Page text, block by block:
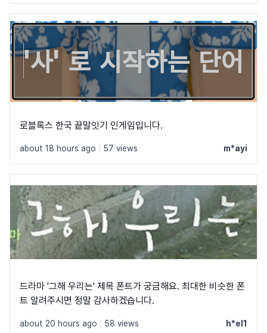
로블록스 한국 끝말잇기 인게임입니다.
about 18 hours ago 57 views m*ayi
드라마 '그해 우리는' 제목 폰트가 궁금해요. 최대한 비슷한 폰
트 알려주시면 정말 감사하겠습니다.
about 20 hours ago 58 views h*el1